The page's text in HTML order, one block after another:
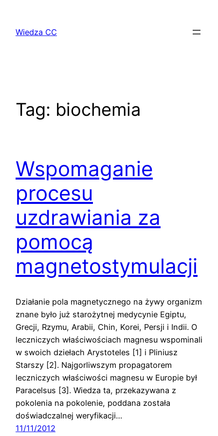
treściWiedza CC
Tag: biochemia
Wspomaganie
procesu
uzdrawiania za
pomocą
magnetostymulacji
Działanie pola magnetycznego na żywy organizm
znane było już starożytnej medycynie Egiptu,
Grecji, Rzymu, Arabii, Chin, Korei, Persji i Indii. O
leczniczych właściwościach magnesu wspominali
w swoich dziełach Arystoteles [1] i Pliniusz
Starszy [2]. Najgorliwszym propagatorem
leczniczych właściwości magnesu w Europie był
Paracelsus [3]. Wiedza ta, przekazywana z
pokolenia na pokolenie, poddana została
doświadczalnej weryfikacji…
11/11/2012